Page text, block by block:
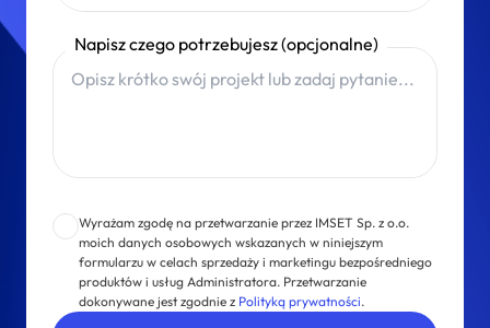
Napisz czego potrzebujesz (opcjonalne)
Wyrażam zgodę na przetwarzanie przez IMSET Sp. z o.o.
moich danych osobowych wskazanych w niniejszym
formularzu w celach sprzedaży i marketingu bezpośredniego
produktów i usług Administratora. Przetwarzanie
dokonywane jest zgodnie z Polityką prywatności.